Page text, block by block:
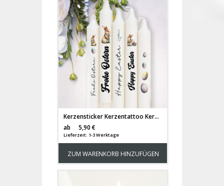
Kerzensticker Kerzentattoo Kerzentattoos Tattoofolie Frohe Ostern Osterhase Ostereier Eier Hase Hasen Hasenpaar für Kerzen oder Keramik A6 Bogen DIY Stickerbogen Kerzen kst79
ab
5,90 €
Lieferzeit: 1-3 Werktage
ZUM WARENKORB HINZUFÜGEN